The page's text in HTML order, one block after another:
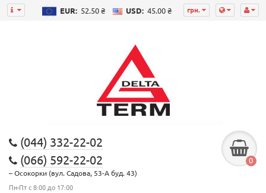
грн.
EUR: 52.50 ₴ USD: 45.00 ₴
(044) 332-22-02
(066) 592-22-02
– Осокорки (вул. Садова, 53-А буд. 43)
Пн-Пт с 8:00 до 17:00
0